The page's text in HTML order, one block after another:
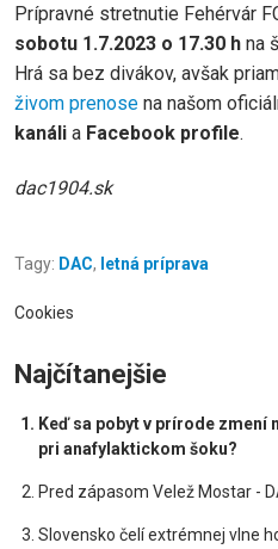
Prípravné stretnutie Fehérvár
sobotu 1.7.2023 o 17.30 h na
Hrá sa bez divákov, avšak
živom prenose na našom
kanáli a Facebook profile.
dac1904.sk
Tagy: DAC, letná príprava
Cookies
Najčítanejšie
Keď sa pobyt v prírode zmení
pri anafylaktickom šoku?
Pred zápasom Velež Mostar -
Slovensko čelí extrémnej vlne